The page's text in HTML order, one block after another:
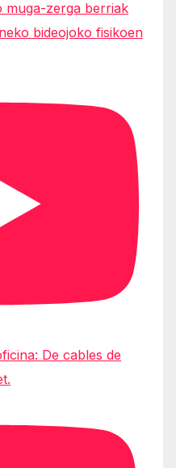
muga-zerga berriak
bideojoko fisikoen
De cables de